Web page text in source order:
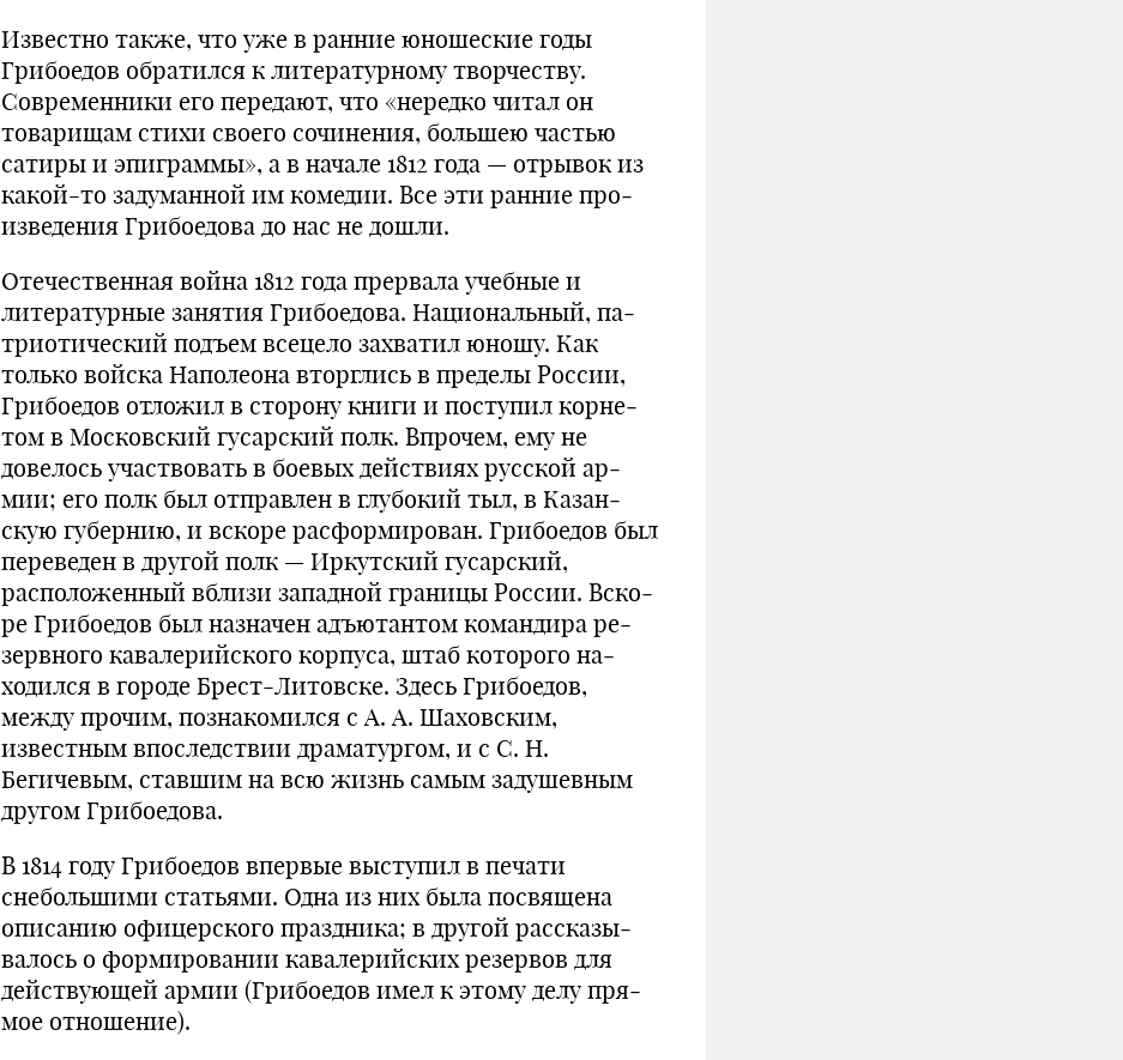
Известно также, что уже в ранние юношеские годы
Грибоедов обратился к литературному творчеству.
Современники его передают, что «нередко читал он
това­рищам стихи своего сочинения, большею частью
сати­ры и эпиграммы», а в начале 1812 года — отрывок из
какой-то задуманной им комедии. Все эти ранние про­
изведения Грибоедова до нас не дошли.
Отечественная война 1812 года прервала учебные и
литературные занятия Грибоедова. Национальный, па­
триотический подъем всецело захватил юношу. Как
только войска Наполеона вторглись в пределы России,
Грибоедов отложил в сторону книги и поступил корне­
том в Московский гусарский полк. Впрочем, ему не
довелось участвовать в боевых действиях русской ар­
мии; его полк был отправлен в глубокий тыл, в Казан­
скую губернию, и вскоре расформирован. Грибоедов был
переведен в другой полк — Иркутский гусарский,
расположенный вблизи западной границы России. Вско­
ре Грибоедов был назначен адъютантом командира ре­
зервного кавалерийского корпуса, штаб которого на­
ходился в городе Брест-Литовске. Здесь Грибоедов,
между прочим, познакомился с А. А. Шаховским,
известным впоследствии драматургом, и с С. Н.
Бегичевым, ставшим на всю жизнь самым задушевным
другом Грибоедова.
В 1814 году Грибоедов впервые выступил в печати
снебольшими статьями. Одна из них была посвящена
описанию офицерского праздника; в другой рассказы­
валось о формировании кавалерийских резервов для
действующей армии (Грибоедов имел к этому делу пря­
мое отношение).